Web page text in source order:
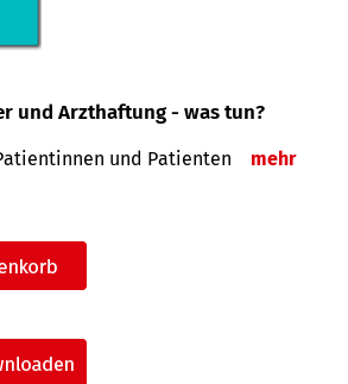
und Arzthaftung - was tun?
und Patienten mehr